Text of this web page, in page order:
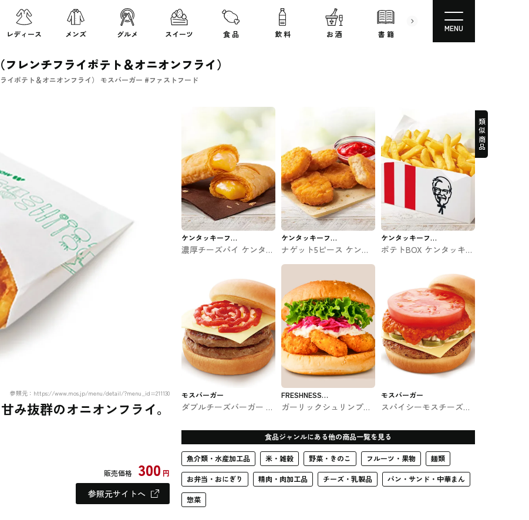
レディース メンズ グルメ スイーツ 食 品 飲 料 お 酒 書 籍 文房具
MENU
レンチフライポテト＆オニオンフライ）
イポテト＆オニオンフライ） モスバーガー #ファストフード
参照元：https://www.mos.jp/menu/detail/?menu_id=211130
み抜群のオニオンフライ。
販売価格 300 円
参照元サイトへ
類似商品
ケンタッキーフラ
イドチキン
濃厚チーズパイ ケンタッ
ケンタッキーフラ
イドチキン
ナゲット5ピース ケンタ
ッキー #ファストフード
ケンタッキーフラ
イドチキン
ポテトBOX ケンタッキー
モスバーガー
ダブルチーズバーガー モ
ード
FRESHNESS
BURGER
ガーリックシュリンプバ
ーガーのバーガー
モスバーガー
スパイシーモスチーズバ
ァストフード
食品ジャンルにある他の商品一覧を見る
魚介類・水産加工品 米・雑穀 野菜・きのこ フルーツ・果物 麺類
お弁当・おにぎり 精肉・肉加工品 チーズ・乳製品 パン・サンド・中華まん
惣菜